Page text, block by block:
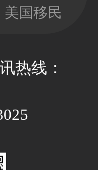
本和时间成
民监的要求，
可以放心更新
约3-4个月，全
美国移民
热线：